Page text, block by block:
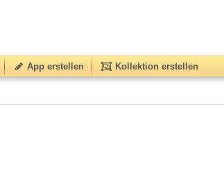
App erstellen Kollektion erstellen